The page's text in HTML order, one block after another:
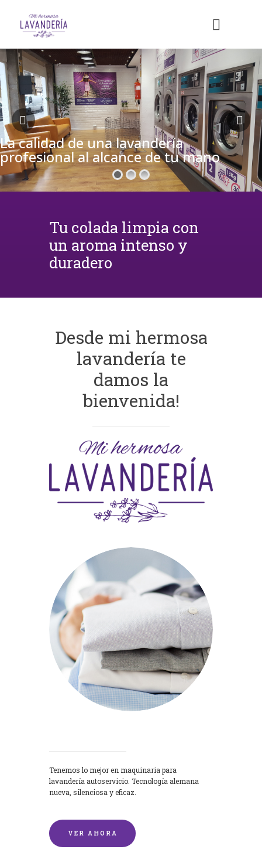
La calidad de una lavandería
profesional al alcance de tu mano
Tu colada limpia con
un aroma intenso y
duradero
Desde mi hermosa
lavandería te
damos la
bienvenida!
Tenemos lo mejor en maquinaria para
lavandería autoservicio. Tecnología alemana
nueva, silenciosa y eficaz.
VER AHORA